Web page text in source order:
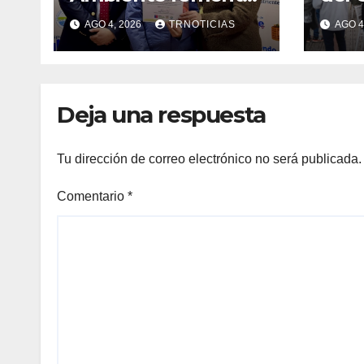
iniciativa de
vermicompostaje
domiciliario en
AGO 4, 2026 TRNOTICIAS AGO
Deja una respuesta
Tu dirección de correo electrónico no será publicada.
Comentario *